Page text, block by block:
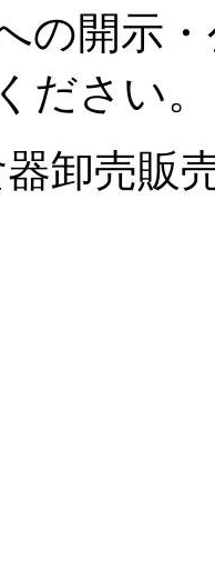
の開示
ださい。
卸売販